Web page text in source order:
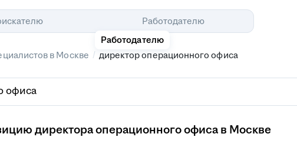
Работодателю
Работодателю
в Москве / директор операционного офиса
директора операционного офиса в Москве